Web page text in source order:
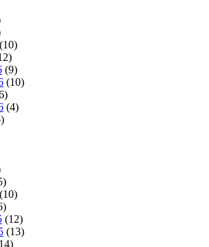
(10)
(9)
(10)
(4)
(10)
(12)
(13)